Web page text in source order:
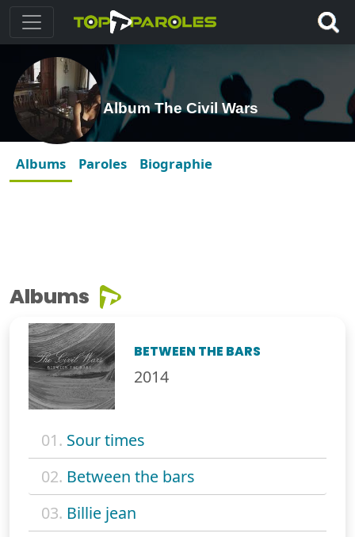
Album The Civil Wars
Albums Paroles Biographie
Albums
BETWEEN THE BARS
2014
01. Sour times
02. Between the bars
03. Billie jean